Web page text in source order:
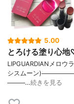
5.00
とろける塗り心
LIPGUARDIANメロウ
シスムーン
────…続きを見る